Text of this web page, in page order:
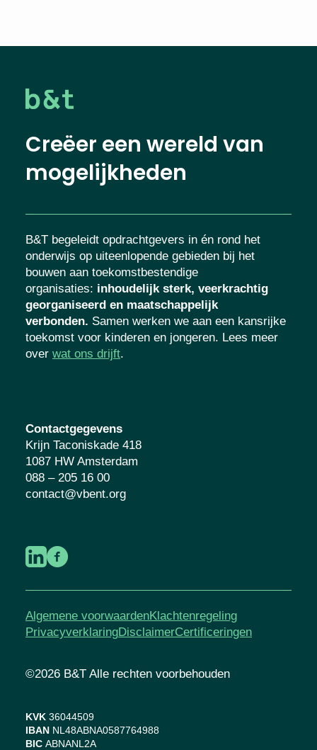
Creëer een wereld van
mogelijkheden
B&T begeleidt opdrachtgevers in én rond het
onderwijs op uiteenlopende gebieden bij het
bouwen aan toekomstbestendige
organisaties: inhoudelijk sterk, veerkrachtig
georganiseerd en maatschappelijk
verbonden. Samen werken we aan een kansrijke
toekomst voor kinderen en jongeren. Lees meer
over wat ons drijft.
Contactgegevens
Krijn Taconiskade 418
1087 HW Amsterdam
088 – 205 16 00
contact@vbent.org
Algemene voorwaardenKlachtenregeling
PrivacyverklaringDisclaimerCertificeringen
©2026 B&T Alle rechten voorbehouden
KVK 36044509
IBAN NL48ABNA0587764988
BIC ABNANL2A